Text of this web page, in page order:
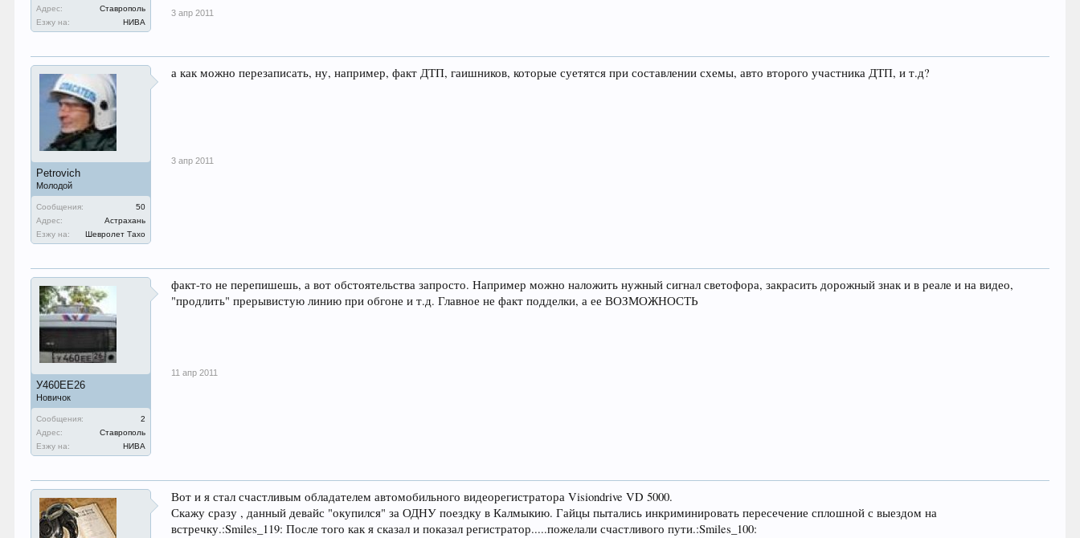
Адрес:
Ставрополь
Езжу на:
НИВА
3 апр 2011
Petrovich
Молодой
Сообщения:
50
Адрес:
Астрахань
Езжу на:
Шевролет Тахо
а как можно перезаписать, ну, например, факт ДТП, гаишников, которые суетятся при составлении схемы, авто второго участника ДТП, и т.д?
3 апр 2011
У460ЕЕ26
Новичок
Сообщения:
2
Адрес:
Ставрополь
Езжу на:
НИВА
факт-то не перепишешь, а вот обстоятельства запросто. Например можно наложить нужный сигнал светофора, закрасить дорожный знак и в реале и на видео,
"продлить" прерывистую линию при обгоне и т.д. Главное не факт подделки, а ее ВОЗМОЖНОСТЬ
11 апр 2011
Вот и я стал счастливым обладателем автомобильного видеорегистратора Visiondrive VD 5000.
Скажу сразу , данный девайс "окупился" за ОДНУ поездку в Калмыкию. Гайцы пытались инкриминировать пересечение сплошной с выездом на
встречку.:Smiles_119: После того как я сказал и показал регистратор.....пожелали счастливого пути.:Smiles_100: